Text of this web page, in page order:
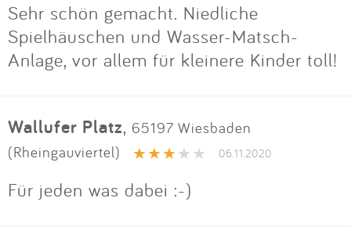
Sehr schön gemacht. Niedliche
Spielhäuschen und Wasser-Matsch-
Anlage, vor allem für kleinere Kinder toll!
Wallufer Platz, 65197 Wiesbaden
(Rheingauviertel)
06.11.2020
Für jeden was dabei :-)